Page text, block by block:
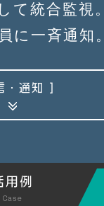
て統合監視。
に一斉通知。
・通知 ]
用例
Case